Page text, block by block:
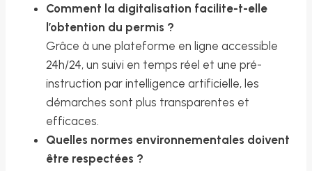
Comment la digitalisation facilite-t-elle
l’obtention du permis ?
Grâce à une plateforme en ligne accessible
24h/24, un suivi en temps réel et une pré-
instruction par intelligence artificielle, les
démarches sont plus transparentes et
efficaces.
Quelles normes environnementales doivent
être respectées ?